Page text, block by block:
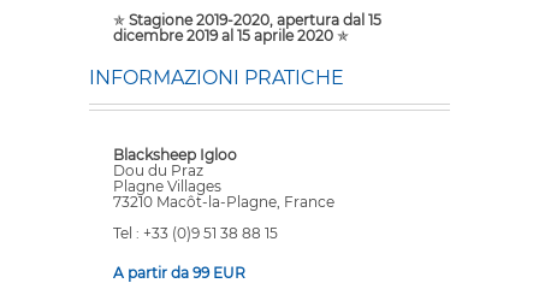
✯ Stagione 2019-2020, apertura dal 15
dicembre 2019 al 15 aprile 2020 ✯
INFORMAZIONI PRATICHE
Blacksheep Igloo
Dou du Praz
Plagne Villages
73210 Macôt-la-Plagne, France
Tel : +33 (0)9 51 38 88 15
A partir da 99 EUR